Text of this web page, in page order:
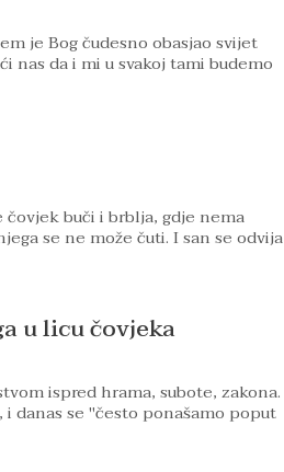
je Bog čudesno obasjao svijet
nas da i mi u svakoj tami budemo
buči i brblja, gdje nema
se ne može čuti. I san se odvija
u licu čovjeka
ispred hrama, subote, zakona.
danas se "često ponašamo poput